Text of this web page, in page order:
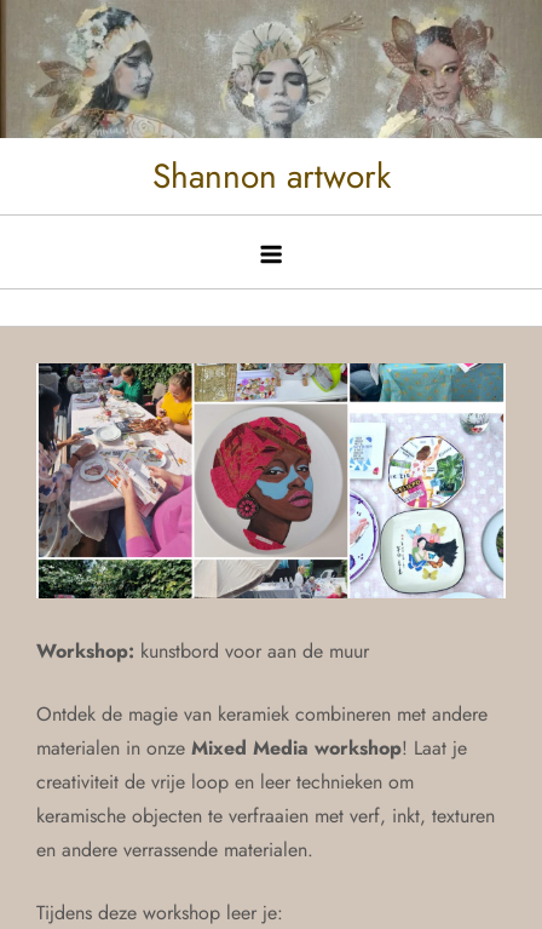
Shannon artwork
Workshop: kunstbord voor aan de muur
Ontdek de magie van keramiek combineren met andere
materialen in onze Mixed Media workshop! Laat je
creativiteit de vrije loop en leer technieken om
keramische objecten te verfraaien met verf, inkt, texturen
en andere verrassende materialen.
Tijdens deze workshop leer je: